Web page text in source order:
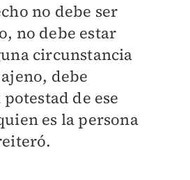
no debe ser
no debe estar
circunstancia
debe
de ese
es la persona